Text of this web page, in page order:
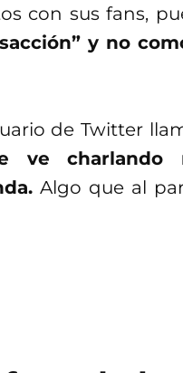
con sus fans,
y no
de Twitter
ve charlando
Algo que al